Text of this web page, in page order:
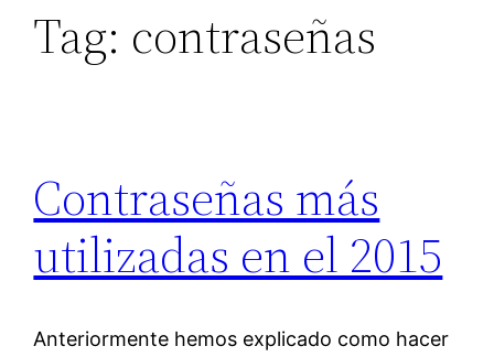
Tag: contraseñas
Contraseñas más
utilizadas en el 2015
Anteriormente hemos explicado como hacer